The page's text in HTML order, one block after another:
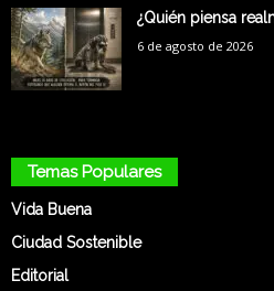
¿Quién piensa
6 de agosto de 2026
Temas Populares
Vida Buena
Ciudad Sostenible
Editorial